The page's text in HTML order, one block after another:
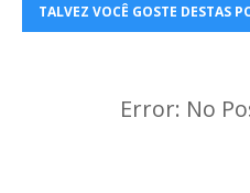
TALVEZ VOCÊ GOSTE DESTAS
Error: No